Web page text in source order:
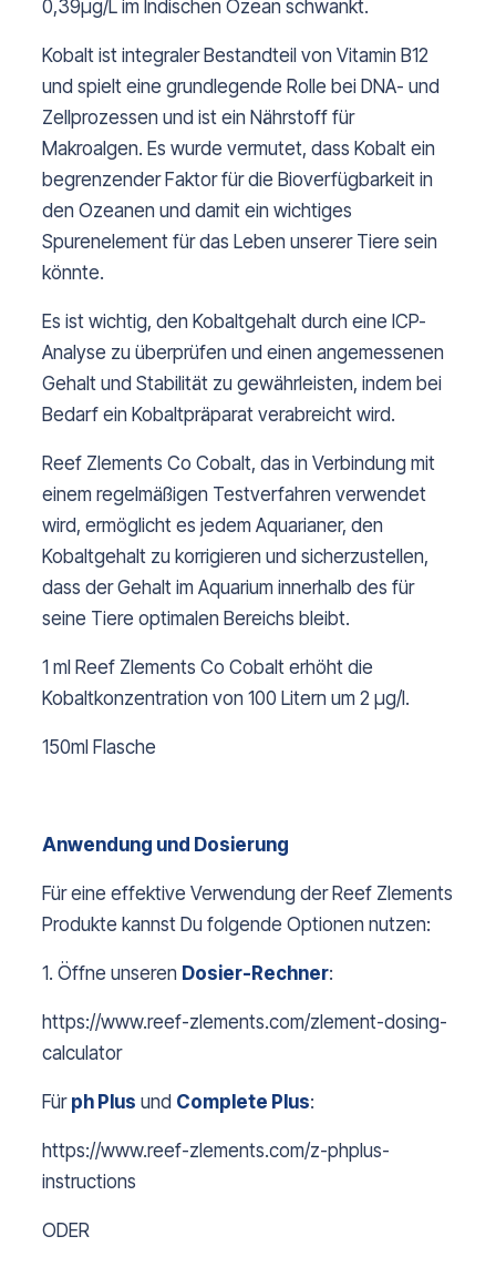
0,39µg/L im Indischen Ozean schwankt.
Kobalt ist integraler Bestandteil von Vitamin B12
und spielt eine grundlegende Rolle bei DNA- und
Zellprozessen und ist ein Nährstoff für
Makroalgen. Es wurde vermutet, dass Kobalt ein
begrenzender Faktor für die Bioverfügbarkeit in
den Ozeanen und damit ein wichtiges
Spurenelement für das Leben unserer Tiere sein
könnte.
Es ist wichtig, den Kobaltgehalt durch eine ICP-
Analyse zu überprüfen und einen angemessenen
Gehalt und Stabilität zu gewährleisten, indem bei
Bedarf ein Kobaltpräparat verabreicht wird.
Reef Zlements Co Cobalt, das in Verbindung mit
einem regelmäßigen Testverfahren verwendet
wird, ermöglicht es jedem Aquarianer, den
Kobaltgehalt zu korrigieren und sicherzustellen,
dass der Gehalt im Aquarium innerhalb des für
seine Tiere optimalen Bereichs bleibt.
1 ml Reef Zlements Co Cobalt erhöht die
Kobaltkonzentration von 100 Litern um 2 µg/l.
150ml Flasche
Anwendung und Dosierung
Für eine effektive Verwendung der Reef Zlements
Produkte kannst Du folgende Optionen nutzen:
1. Öffne unseren Dosier-Rechner:
https://www.reef-zlements.com/zlement-dosing-
calculator
Für ph Plus und Complete Plus:
https://www.reef-zlements.com/z-phplus-
instructions
ODER